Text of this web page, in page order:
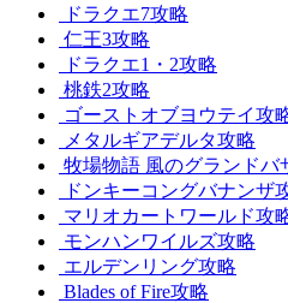
ドラクエ7攻略
仁王3攻略
ドラクエ1・2攻略
桃鉄2攻略
ゴーストオブヨウテイ攻
メタルギアデルタ攻略
牧場物語 風のグランドバ
ドンキーコングバナンザ
マリオカートワールド攻
モンハンワイルズ攻略
エルデンリング攻略
Blades of Fire攻略